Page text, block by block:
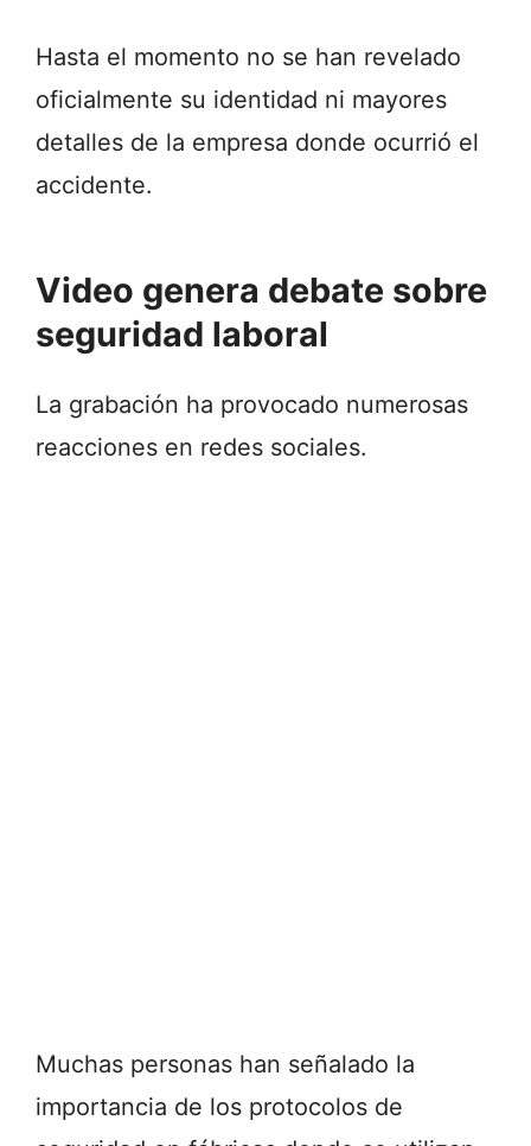
Hasta el momento no se han revelado
oficialmente su identidad ni mayores
detalles de la empresa donde ocurrió el
accidente.
Video genera debate sobre
seguridad laboral
La grabación ha provocado numerosas
reacciones en redes sociales.
Muchas personas han señalado la
importancia de los protocolos de